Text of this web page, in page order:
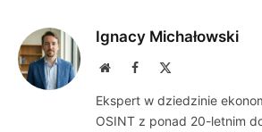
Ignacy Michałowski
WebsiteFacebook
Ekspert w dziedzinie
OSINT z ponad 20-letnim